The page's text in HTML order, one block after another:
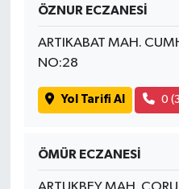
ÖZNUR ECZANESİ
ARTIKABAT MAH.
NO:28
Yol Tarifi Al 0
ÖMÜR ECZANESİ